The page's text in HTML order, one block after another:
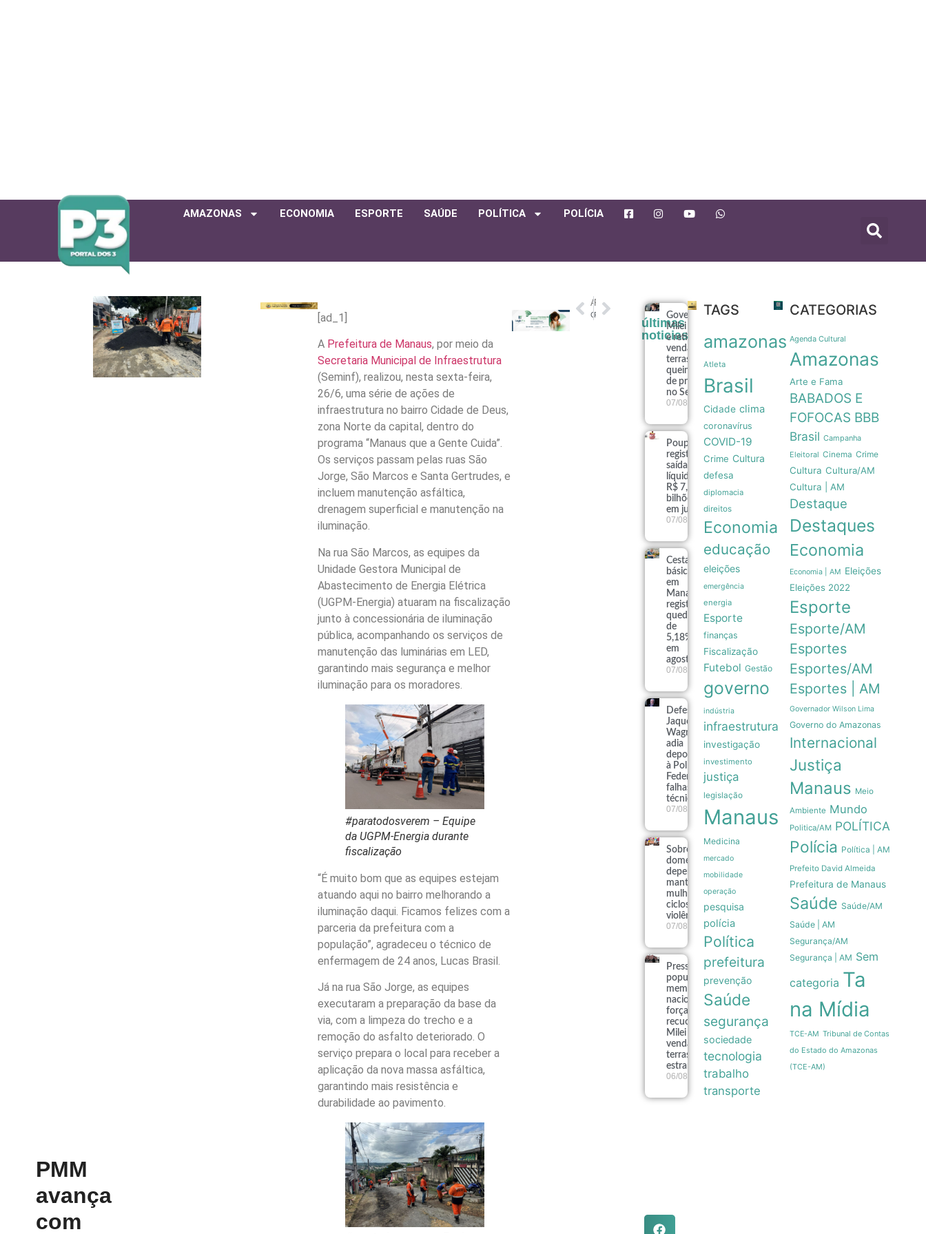
AMAZONAS ECONOMIA ESPORTE SAÚDE POLÍTICA POLÍCIA
PMM
avança
com
[ad_1]
A Prefeitura de Manaus, por meio da
Secretaria Municipal de Infraestrutura
(Seminf), realizou, nesta sexta-feira,
26/6, uma série de ações de
infraestrutura no bairro Cidade de Deus,
zona Norte da capital, dentro do
programa “Manaus que a Gente Cuida”.
Os serviços passam pelas ruas São
Jorge, São Marcos e Santa Gertrudes, e
incluem manutenção asfáltica,
drenagem superficial e manutenção na
iluminação.
Na rua São Marcos, as equipes da
Unidade Gestora Municipal de
Abastecimento de Energia Elétrica
(UGPM-Energia) atuaram na fiscalização
junto à concessionária de iluminação
pública, acompanhando os serviços de
manutenção das luminárias em LED,
garantindo mais segurança e melhor
iluminação para os moradores.
#paratodosverem – Equipe
da UGPM-Energia durante
fiscalização
“É muito bom que as equipes estejam
atuando aqui no bairro melhorando a
iluminação daqui. Ficamos felizes com a
parceria da prefeitura com a
população”, agradeceu o técnico de
enfermagem de 24 anos, Lucas Brasil.
Já na rua São Jorge, as equipes
executaram a preparação da base da
via, com a limpeza do trecho e a
remoção do asfalto deteriorado. O
serviço prepara o local para receber a
aplicação da nova massa asfáltica,
garantindo mais resistência e
durabilidade ao pavimento.
ANTERIOR
GT para Plano de Bioeconomia do Amazonas com inscrições abertas
PRÓXIMO
Prefeitura abre inscrições gratuitas Gestão de Redes Sociais
últimas
noticias
Governo
Milei recua
e retira
venda de
terras
queimadas
de projeto
no Senado
07/08
Poupança
registra
saída
líquida de
R$ 7,15
bilhões
em julho
07/08
Cesta
básica
em
Manaus
registra
queda
de
5,18%
em
agosto
07/08
Defesa de
Jaques
Wagner
adia
depoimento
à Polícia
Federal por
falhas
técnicas
07/08
Sobrecarga
doméstica e
dependência
mantêm
mulheres em
ciclos de
violência
07/08
Pressão
popular e
memória
nacional
forçam
recuo de
Milei sobre
venda de
terras a
estrangeiros
06/08
TAGS
amazonas
Atleta
Brasil
Cidade clima
coronavírus
COVID-19
Crime Cultura
defesa
diplomacia
direitos
Economia
educação
eleições
emergência
energia
Esporte
finanças
Fiscalização
Futebol Gestão
governo
indústria
infraestrutura
investigação
investimento
justiça
legislação
Manaus
Medicina
mercado
mobilidade
operação
pesquisa
polícia
Política
prefeitura
prevenção
Saúde
segurança
sociedade
tecnologia
trabalho
transporte
CATEGORIAS
Agenda Cultural
Amazonas
Arte e Fama
BABADOS E
FOFOCAS BBB
Brasil Campanha
Eleitoral Cinema Crime
Cultura Cultura/AM
Cultura | AM
Destaque
Destaques
Economia
Economia | AM Eleições
Eleições 2022
Esporte
Esporte/AM
Esportes
Esportes/AM
Esportes | AM
Governador Wilson Lima
Governo do Amazonas
Internacional
Justiça
Manaus Meio
Ambiente Mundo
Politica/AM POLÍTICA
Polícia Política | AM
Prefeito David Almeida
Prefeitura de Manaus
Saúde Saúde/AM
Saúde | AM
Segurança/AM
Segurança | AM Sem
categoria Ta
na Mídia
TCE-AM Tribunal de Contas
do Estado do Amazonas
(TCE-AM)